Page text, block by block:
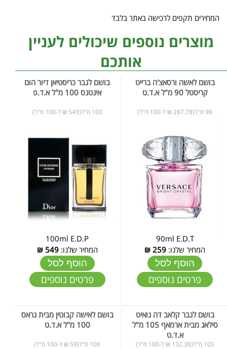
המחירים תקפים לרכישה באתר בלבד
מוצרים נוספים שיכולים לעניין
אותכם
בושם לאשה ורסאצ'ה ברייט
קריסטל 90 מ"ל א.ד.ט
90 מ"ל(287.78 ₪ ל-100 מ"ל)
90ml E.D.T
המחיר שלנו: 259
₪
הוסף לסל
פרטים נוספים
בושם לגבר כריסטיאן דיור הום
אינטנס 100 מ"ל א.ד.פ
100 מ"ל(549 ₪ ל-100 מ"ל)
100ml E.D.P
המחיר שלנו:549
₪
הוסף לסל
פרטים נוספים
בושם לגבר קלאב דה נואיט
סילאג מבית ארמאף 105 מ"ל
א.ד.ט
105 מ"ל(132.38 ₪ ל-100 מ"ל)
בושם לאישה קבוטין מבית גראס
100 מ"ל א.ד.ט
100 מ"ל(59 ₪ ל-100 מ"ל)